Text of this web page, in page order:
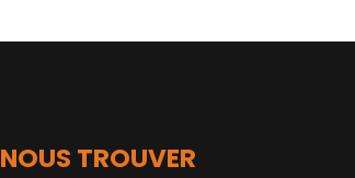
NOUS TROUVER